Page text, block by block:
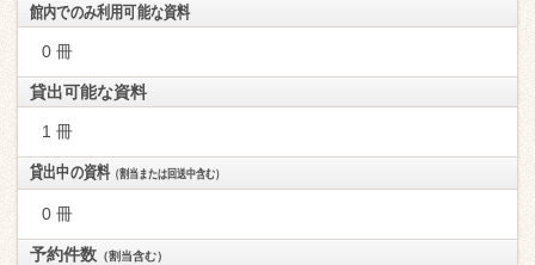
館内でのみ利用可能な資料
0 冊
貸出可能な資料
1 冊
貸出中の資料（割当または回送中含む）
0 冊
予約件数 （割当含む）